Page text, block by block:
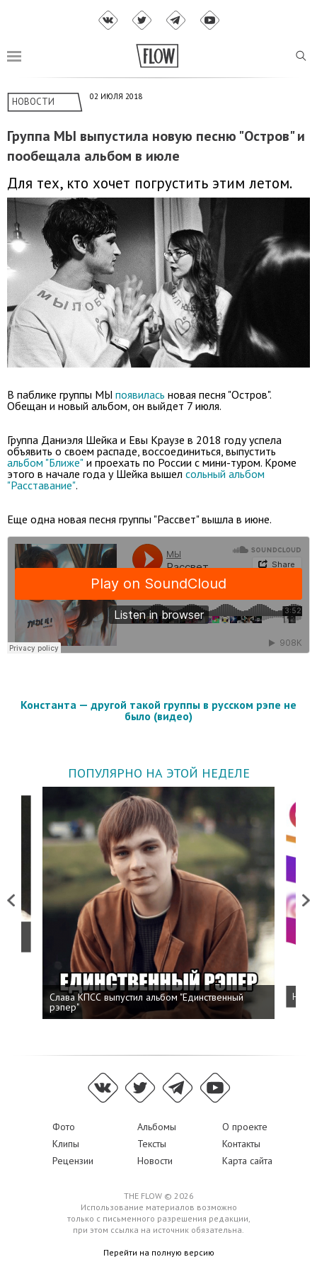
НОВОСТИ 02 ИЮЛЯ 2018
Группа МЫ выпустила новую песню "Остров" и
пообещала альбом в июле
Для тех, кто хочет погрустить этим летом.
В паблике группы МЫ появилась новая песня "Остров".
Обещан и новый альбом, он выйдет 7 июля.
Группа Даниэля Шейка и Евы Краузе в 2018 году успела
объявить о своем распаде, воссоединиться, выпустить
альбом "Ближе" и проехать по России с мини-туром. Кроме
этого в начале года у Шейка вышел сольный альбом
"Расставание".
Еще одна новая песня группы "Рассвет" вышла в июне.
Константа — другой такой группы в русском рэпе не
было (видео)
ПОПУЛЯРНО НА ЭТОЙ НЕДЕЛЕ
Previous
Слава КПСС выпустил альбом "Единственный
рэпер"
Next
Фото Альбомы
О проекте
Клипы
Тексты
Контакты
Рецензии
Новости Карта сайта
THE FLOW © 2026
Использование материалов возможно
только с письменного разрешения редакции,
при этом ссылка на источник обязательна.
Перейти на полную версию